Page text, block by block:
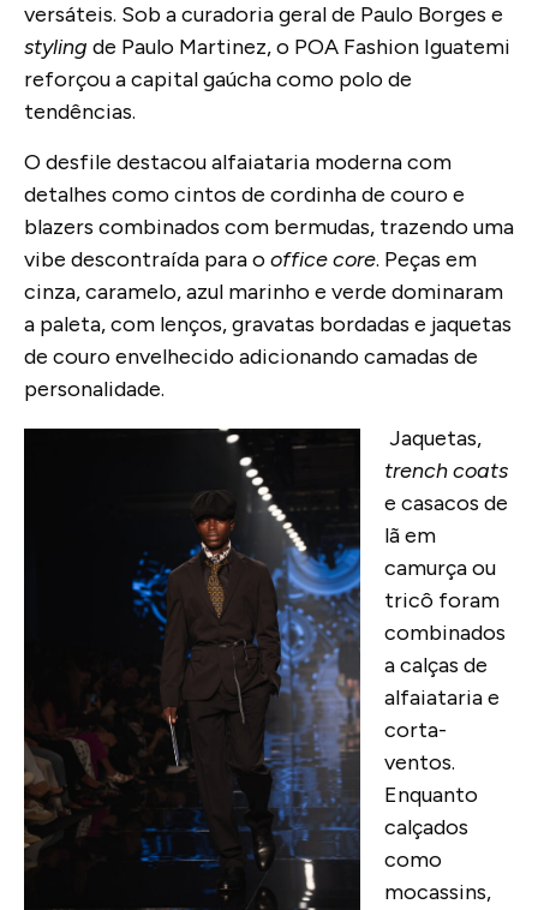
versáteis. Sob a curadoria geral de Paulo Borges e
styling de Paulo Martinez, o POA Fashion Iguatemi
reforçou a capital gaúcha como polo de
tendências.
O desfile destacou alfaiataria moderna com
detalhes como cintos de cordinha de couro e
blazers combinados com bermudas, trazendo uma
vibe descontraída para o office core. Peças em
cinza, caramelo, azul marinho e verde dominaram
a paleta, com lenços, gravatas bordadas e jaquetas
de couro envelhecido adicionando camadas de
personalidade.
Jaquetas,
trench coats
e casacos de
lã em
camurça ou
tricô foram
combinados
a calças de
alfaiataria e
corta-
ventos.
Enquanto
calçados
como
mocassins,